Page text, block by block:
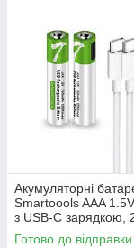
Акумуляторні
Smartoools AAA
з USB-C зарядкою,
(Зелений)
Готово до відправки